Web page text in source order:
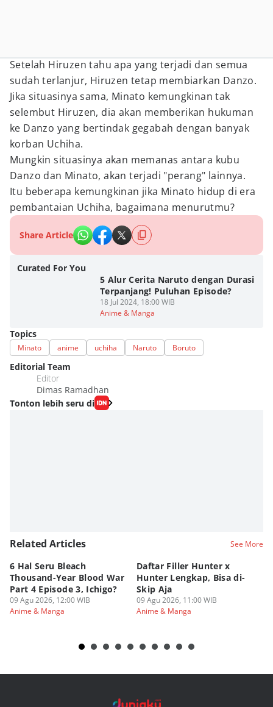
Setelah Hiruzen tahu apa yang terjadi dan semua
sudah terlanjur, Hiruzen tetap membiarkan Danzo.
Jika situasinya sama, Minato kemungkinan tak
selembut Hiruzen, dia akan memberikan hukuman
ke Danzo yang bertindak gegabah dengan banyak
korban Uchiha.
Mungkin situasinya akan memanas antara kubu
Danzo dan Minato, akan terjadi "perang" lainnya.
Itu beberapa kemungkinan jika Minato hidup di era
pembantaian Uchiha, bagaimana menurutmu?
Share Article
Curated For You
5 Alur Cerita Naruto dengan Durasi
Terpanjang! Puluhan Episode?
18 Jul 2024, 18:00 WIB
Anime & Manga
Topics
Minato anime uchiha Naruto Boruto
Editorial Team
Editor
Dimas Ramadhan
Tonton lebih seru di
Related Articles See More
6 Hal Seru Bleach
Thousand-Year Blood War
Part 4 Episode 3, Ichigo?
09 Agu 2026, 12:00 WIB
Anime & Manga
Daftar Filler Hunter x
Hunter Lengkap, Bisa di-
Skip Aja
09 Agu 2026, 11:00 WIB
Anime & Manga